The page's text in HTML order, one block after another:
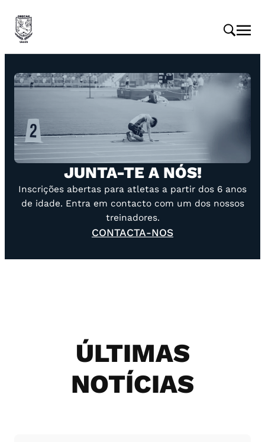
Saltar
para
JUNTA-TE A NÓS!
Inscrições abertas para atletas a partir dos 6 anos
de idade. Entra em contacto com um dos nossos
treinadores.
CONTACTA-NOS
ÚLTIMAS
NOTÍCIAS